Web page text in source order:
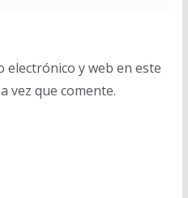
electrónico y web en este
vez que comente.